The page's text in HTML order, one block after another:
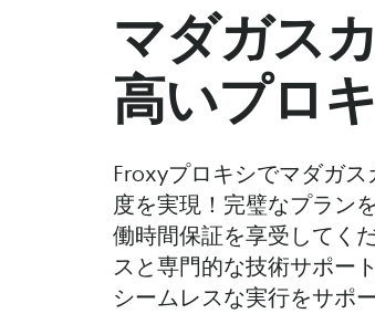
マダガス
高いプロ
Froxyプロキシでマダガ
度を実現！完璧なプラン
働時間保証を享受してく
スと専門的な技術サポー
シームレスな実行をサポ